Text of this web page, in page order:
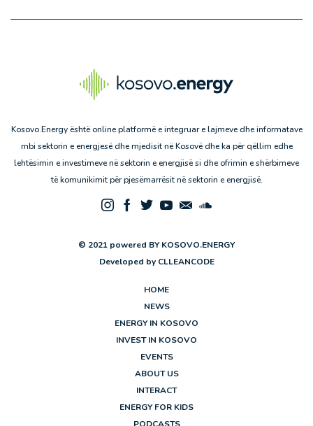
Kosovo.Energy është online platformë e integruar e lajmeve dhe informatave
mbi sektorin e energjesë dhe mjedisit në Kosovë dhe ka për qëllim edhe
lehtësimin e investimeve në sektorin e energjisë si dhe ofrimin e shërbimeve
të komunikimit për pjesëmarrësit në sektorin e energjisë.
© 2021 powered BY KOSOVO.ENERGY
Developed by CLLEANCODE
HOME
NEWS
ENERGY IN KOSOVO
INVEST IN KOSOVO
EVENTS
ABOUT US
INTERACT
ENERGY FOR KIDS
PODCASTS